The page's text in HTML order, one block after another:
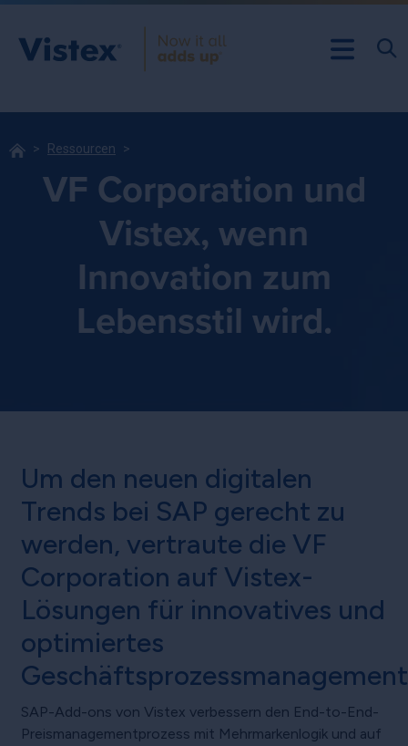
Ressourcen
VF Corporation und
Vistex, wenn
Innovation zum
Lebensstil wird.
Um den neuen digitalen
Trends bei SAP gerecht zu
werden, vertraute die VF
Corporation auf Vistex-
Lösungen für innovatives und
optimiertes
SAP-Add-ons von Vistex verbessern den End-to-End-
Preismanagementprozess mit Mehrmarkenlogik und auf